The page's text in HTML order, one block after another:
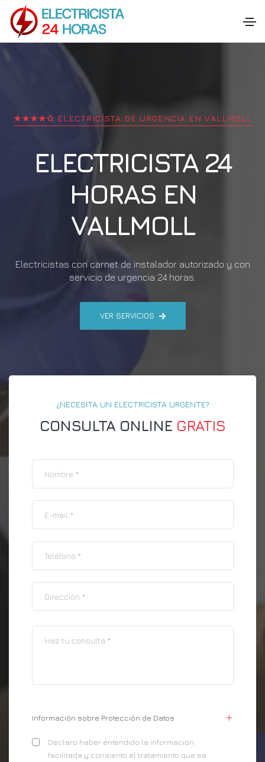
★★★★✩ ELECTRICISTA DE URGENCIA EN VALLMOLL
ELECTRICISTA 24
HORAS EN
VALLMOLL
Electricistas con carnet de instalador autorizado y con
servicio de urgencia 24 horas.
VER SERVICIOS
¿NECESITA UN ELECTRICISTA URGENTE?
CONSULTA ONLINE GRATIS
Información sobre Protección de Datos
Declaro haber entendido la información
facilitada y consiento el tratamiento que se